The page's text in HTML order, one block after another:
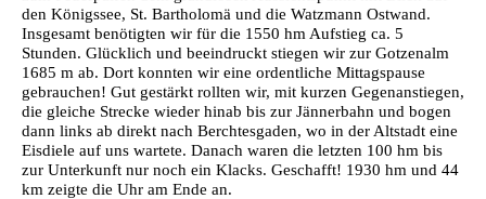
den Königssee, St. Bartholomä und die Watzmann Ostwand.
Insgesamt benötigten wir für die 1550 hm Aufstieg ca. 5
Stunden. Glücklich und beeindruckt stiegen wir zur Gotzenalm
1685 m ab. Dort konnten wir eine ordentliche Mittagspause
gebrauchen! Gut gestärkt rollten wir, mit kurzen Gegenanstiegen,
die gleiche Strecke wieder hinab bis zur Jännerbahn und bogen
dann links ab direkt nach Berchtesgaden, wo in der Altstadt eine
Eisdiele auf uns wartete. Danach waren die letzten 100 hm bis
zur Unterkunft nur noch ein Klacks. Geschafft! 1930 hm und 44
km zeigte die Uhr am Ende an.